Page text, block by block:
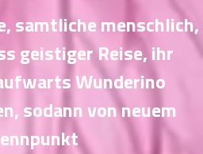
samtliche menschlich,
geistiger Reise, ihr
Wunderino
sodann von neuem